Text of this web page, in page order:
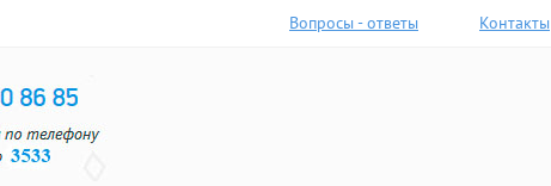
Вопросы - ответы Контакты